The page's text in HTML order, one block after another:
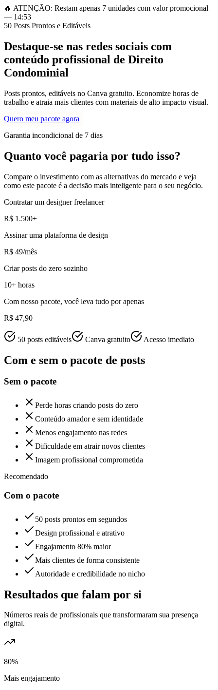
🔥 ATENÇÃO: Restam apenas 7 unidades com valor promocional
— 14:51
50 Posts Prontos e Editáveis
Destaque-se nas redes sociais com
conteúdo profissional de Direito
Condominial
Posts prontos, editáveis no Canva gratuito. Economize horas de
trabalho e atraia mais clientes com materiais de alto impacto visual.
Quero meu pacote agora
Garantia incondicional de 7 dias
Quanto você pagaria por tudo isso?
Compare o investimento com as alternativas do mercado e veja
como este pacote é a decisão mais inteligente para o seu negócio.
Contratar um designer freelancer
R$ 1.500+
Assinar uma plataforma de design
R$ 49/mês
Criar posts do zero sozinho
10+ horas
Com nosso pacote, você leva tudo por apenas
R$ 47,90
50 posts editáveis Canva gratuito Acesso imediato
Com e sem o pacote de posts
Sem o pacote
Perde horas criando posts do zero
Conteúdo amador e sem identidade
Menos engajamento nas redes
Dificuldade em atrair novos clientes
Imagem profissional comprometida
Recomendado
Com o pacote
50 posts prontos em segundos
Design profissional e atrativo
Engajamento 80% maior
Mais clientes de forma consistente
Autoridade e credibilidade no nicho
Resultados que falam por si
Números reais de profissionais que transformaram sua presença
digital.
80%
Mais engajamento